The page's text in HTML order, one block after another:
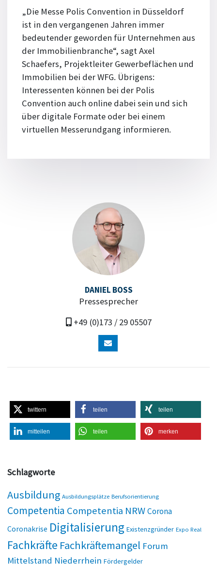
DANIEL BOSS
Pressesprecher
+49 (0)173 / 29 05507
„Die Messe Polis Convention in Düsseldorf
ist in den vergangenen Jahren immer
bedeutender geworden für Unternehmen aus
der Immobilienbranche“, sagt Axel
Schaefers, Projektleiter Gewerbeflächen und
Immobilien bei der WFG. Übrigens:
Interessenten können bei der Polis
Convention auch online dabei sein und sich
über digitale Formate oder bei einem
virtuellen Messerundgang informieren.
twittern teilen teilen
mitteilen teilen merken
Schlagworte
Ausbildung Ausbildungsplätze Berufsorientierung
Competentia Competentia NRWCorona
Coronakrise Digitalisierung Existenzgründer Expo Real
Fachkräfte Fachkräftemangel Forum
Mittelstand Niederrhein Fördergelder